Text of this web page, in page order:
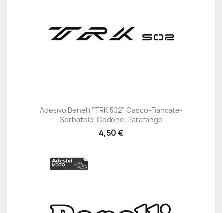
Adesivo Benelli "TRK 502" Casco-Fiancate-
Serbatoio-Codone-Parafango
4,50 €